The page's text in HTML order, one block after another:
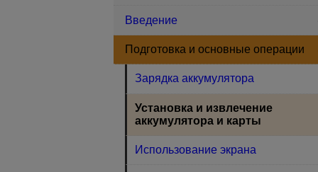
Введение
Подготовка и основные операции
Зарядка аккумулятора
Установка и извлечение
аккумулятора и карты
Использование экрана